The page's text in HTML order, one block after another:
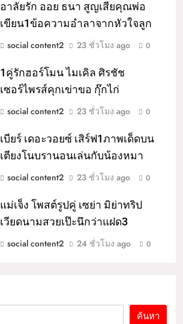
อาลัยรัก ออย ธนา สูญเสียคุณพ่อ
เขียน1ข้อความอำลาจากหัวใจลูก
social content2
23 ชั่วโมง ago 0
1คู่รักฮอร์โมน ไมเคิล ศิรชัช
เซอร์ไพรส์คุกเข่าขอ กุ๊กไก่
social content2
23 ชั่วโมง ago 0
เบียร์ เดอะวอยซ์ เสิร์ฟ1ภาพเด็ดบน
เตียงโนบรานอนเล่นกับน้องหมา
social content2
23 ชั่วโมง ago 0
แม่เจ็ง โพสต์รูปคู่ เซย่า มิย่าทริป
เวียดนามสวยเป๊ะนึกว่าแฝด3
social content2
24 ชั่วโมง ago 0
ค้นหา